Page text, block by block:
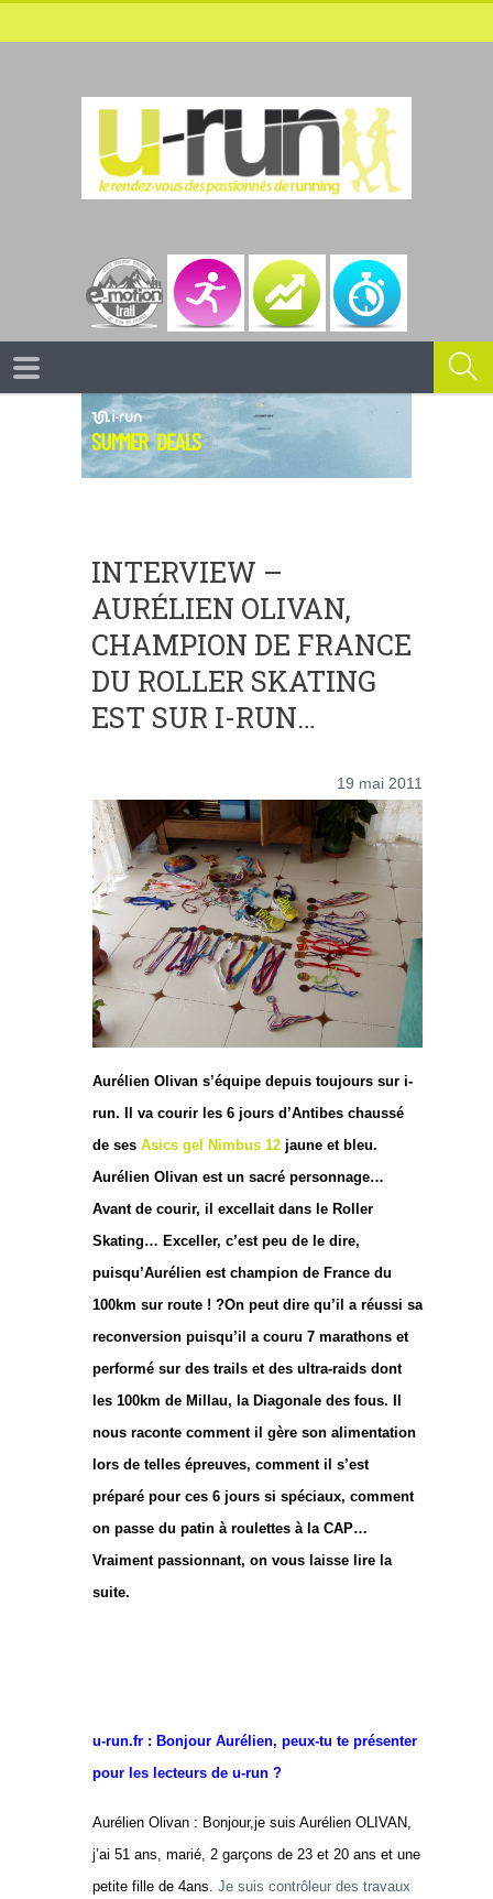
INTERVIEW –
AURÉLIEN OLIVAN,
CHAMPION DE FRANCE
DU ROLLER SKATING
EST SUR I-RUN…
19 mai 2011
Aurélien Olivan s’équipe depuis toujours sur i-
run. Il va courir les 6 jours d’Antibes chaussé
de ses Asics gel Nimbus 12 jaune et bleu.
Aurélien Olivan est un sacré personnage…
Avant de courir, il excellait dans le Roller
Skating… Exceller, c’est peu de le dire,
puisqu’Aurélien est champion de France du
100km sur route ! ?On peut dire qu’il a réussi sa
reconversion puisqu’il a couru 7 marathons et
performé sur des trails et des ultra-raids dont
les 100km de Millau, la Diagonale des fous. Il
nous raconte comment il gère son alimentation
lors de telles épreuves, comment il s’est
préparé pour ces 6 jours si spéciaux, comment
on passe du patin à roulettes à la CAP…
Vraiment passionnant, on vous laisse lire la
suite.
u-run.fr : Bonjour Aurélien, peux-tu te présenter
pour les lecteurs de u-run ?
Aurélien Olivan : Bonjour,je suis Aurélien OLIVAN,
j’ai 51 ans, marié, 2 garçons de 23 et 20 ans et une
petite fille de 4ans. Je suis contrôleur des travaux